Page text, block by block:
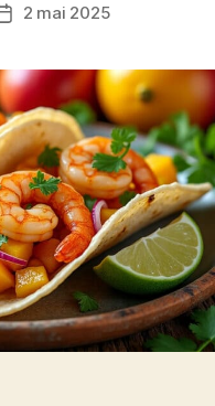
Date2 mai 2025